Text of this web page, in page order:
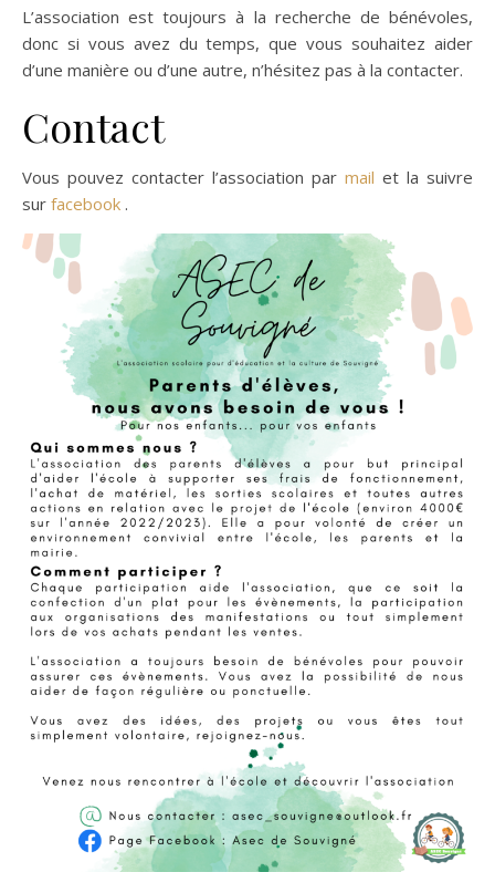
L’association est toujours à la recherche de bénévoles,
donc si vous avez du temps, que vous souhaitez aider
d’une manière ou d’une autre, n’hésitez pas à la contacter.
Contact
Vous pouvez contacter l’association par mail et la suivre
sur facebook .